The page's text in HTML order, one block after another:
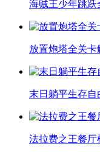
海贼王少年跳跃
放置炮塔全关卡
末日躺平生存自
法拉费之王餐厅